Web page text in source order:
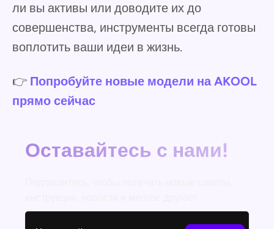
ли вы активы или доводите их до
совершенства, инструменты всегда готовы
воплотить ваши идеи в жизнь.
👉 Попробуйте новые модели на AKOOL
прямо сейчас
Оставайтесь с нами!